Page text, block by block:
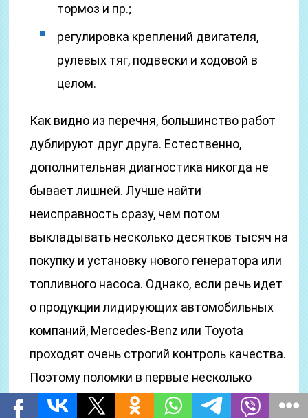
тормоз и пр.;
регулировка креплений двигателя,
рулевых тяг, подвески и ходовой в
целом.
Как видно из перечня, большинство работ
дублируют друг друга. Естественно,
дополнительная диагностика никогда не
бывает лишней. Лучше найти
неисправность сразу, чем потом
выкладывать несколько десятков тысяч на
покупку и установку нового генератора или
топливного насоса. Однако, если речь идет
о продукции лидирующих автомобильных
компаний, Mercedes-Benz или Toyota
проходят очень строгий контроль качества.
Поэтому поломки в первые несколько
месяцев эксплуатацию случаются крайне